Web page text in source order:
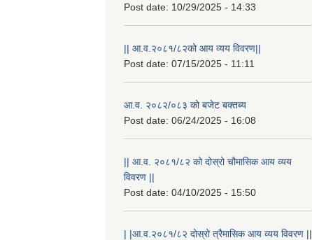
Post date: 10/29/2025 - 14:33
|| आ.व.२०८१/८२को आय व्यय विवरण||
Post date: 07/15/2025 - 11:11
आ.व. २०८२/०८३ को बजेट बक्तब्य
Post date: 06/24/2025 - 16:08
|| आ.व. २०८१/८२ को दोस्रो चौमासिक आय व्यय
विवरण ||
Post date: 04/10/2025 - 15:50
| |आ.व.२०८१/८२ दोस्रो त्रैमासिक आय व्यय विवरण ||